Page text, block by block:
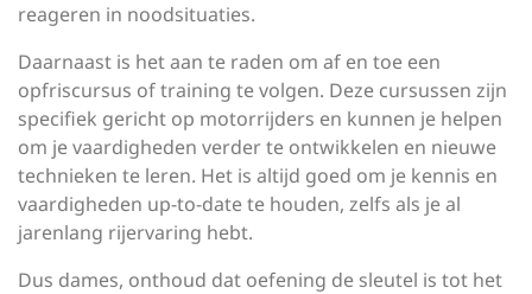
reageren in noodsituaties.
Daarnaast is het aan te raden om af en toe een
opfriscursus of training te volgen. Deze cursussen zijn
specifiek gericht op motorrijders en kunnen je helpen
om je vaardigheden verder te ontwikkelen en nieuwe
technieken te leren. Het is altijd goed om je kennis en
vaardigheden up-to-date te houden, zelfs als je al
jarenlang rijervaring hebt.
Dus dames, onthoud dat oefening de sleutel is tot het